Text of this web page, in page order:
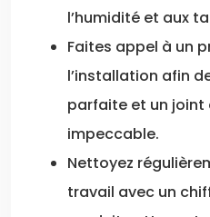
l’humidité et aux
Faites appel à un
l’installation afin
parfaite et un joint
impeccable.
Nettoyez
travail avec un